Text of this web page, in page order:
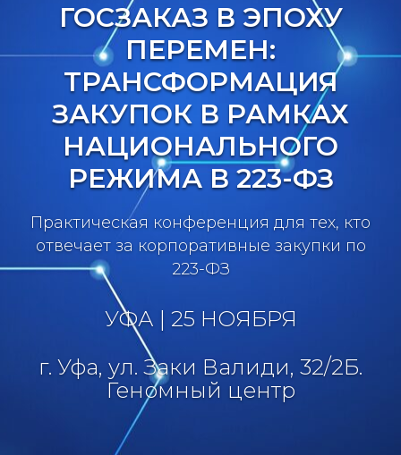
ГОСЗАКАЗ В ЭПОХУ
ПЕРЕМЕН:
ТРАНСФОРМАЦИЯ
ЗАКУПОК В РАМКАХ
НАЦИОНАЛЬНОГО
РЕЖИМА В 223-ФЗ
Практическая конференция для тех, кто
отвечает за корпоративные закупки по
223-ФЗ
УФА | 25 НОЯБРЯ
г. Уфа, ул. Заки Валиди, 32/2Б.
Геномный центр